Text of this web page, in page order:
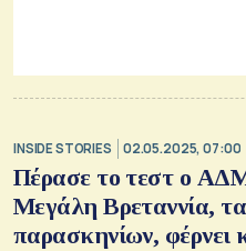
INSIDE STORIES 02.05.2025, 07:00
Πέρασε το τεστ ο
Μεγάλη Βρεταννία,
παρασκηνίων, φέρνει